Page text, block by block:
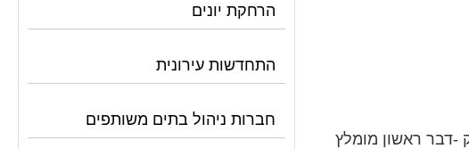
המשכנתה המשעבד את רוכשי הדירות לעשרות שנים . 1.סקר שוק -דבר ראשון מומלץ
הרחקת יונים
התחדשות עירונית
חברות ניהול בתים משותפים